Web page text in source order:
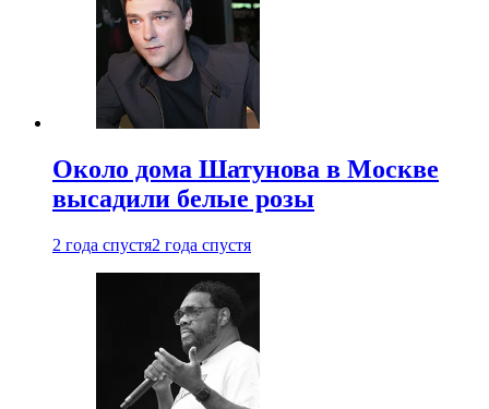
Около дома Шатунова в Москве
высадили белые розы
2 года спустя2 года спустя